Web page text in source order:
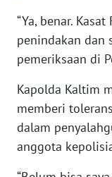
“Ya, benar.
penindakan dan
pemeriksaan di
Kapolda Kaltim
memberi
dalam
anggota
KARIR
Wahana
News